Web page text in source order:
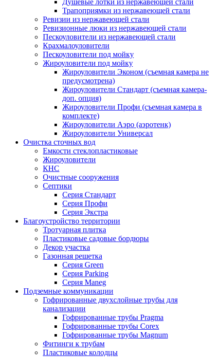
Душевые лотки из нержавеющей стали
Трапоприямки из нержавеющей стали
Ревизии из нержавеющей стали
Ревизионные люки из нержавеющей стали
Пескоуловители из нержавеющей стали
Крахмалоуловители
Пескоуловители под мойку
Жироуловители под мойку
Жироуловители Эконом (съемная камера не
предусмотрена)
Жироуловители Стандарт (съемная камера-
доп. опция)
Жироуловители Профи (съемная камера в
комплекте)
Жироуловители Аэро (аэротенк)
Жироуловители Универсал
Очистка сточных вод
Емкости стеклопластиковые
Жироуловители
КНС
Очистные сооружения
Септики
Серия Стандарт
Серия Профи
Серия Экстра
Благоустройство территории
Тротуарная плитка
Пластиковые садовые бордюры
Декор участка
Газонная решетка
Серия Green
Серия Parking
Серия Maneg
Подземные коммуникации
Гофрированные двухслойные трубы для
канализации
Гофрированные трубы Pragma
Гофрированные трубы Corex
Гофрированные трубы Magnum
Фитинги к трубам
Пластиковые колодцы